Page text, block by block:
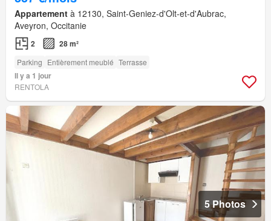
Appartement à 12130, Saint-Geniez-d'Olt-et-d'Aubrac,
Aveyron, Occitanie
2 28 m²
Parking Entièrement meublé Terrasse
Il y a 1 jour
RENTOLA
5 Photos